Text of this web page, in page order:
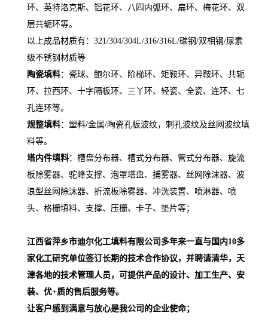
环、英特洛克斯、铝花环、八四内弧环、扁环、梅花环、双
层共轭环等。
以上成品材质有： 321/304/304L/316/316L/碳钢/双相钢/尿素
级不锈钢材质等
陶瓷填料：瓷球、鲍尔环、阶梯环、矩鞍环、异鞍环、共轭
环、拉西环、十字隔板环、三丫环、轻瓷、全瓷、连环、七
孔连环等。
规整填料：塑料/金属/陶瓷孔板波纹，刺孔波纹及丝网波纹填
料等。
塔内件填料：槽盘分布器、槽式分布器、管式分布器、旋流
板除雾器、驼峰支撑、泡罩塔盘、捕雾器、丝网除沫器、波
浪型丝网除沫器、折流板除雾器、冲洗装置、喷淋器、喷
头、格栅填料、支撑、压栅、卡子、垫片等；
江西省萍乡市迪尔化工填料有限公司多年来一直与国内10多
家化工研究单位签订长期的技术合作协议，并聘请清华，天
津各地的技术管理人员， 可提供产品的设计、加工生产、安
装、优+质的售后服务等。
让客户感到满意与放心是我公司的企业使命；